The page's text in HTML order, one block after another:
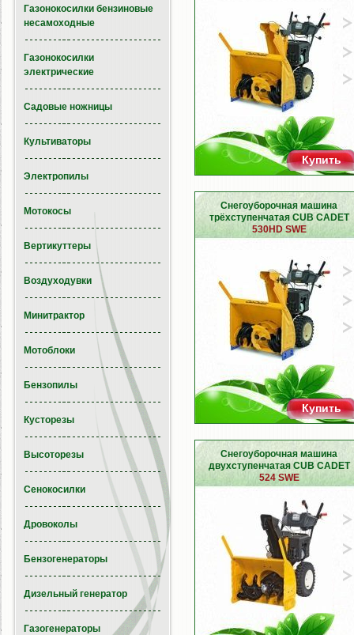
Купить
Снегоуборочная машина
трёхступенчатая CUB CADET
530HD SWE
Купить
Снегоуборочная машина
двухступенчатая CUB CADET
524 SWE
Газонокосилки бензиновые
несамоходные
Газонокосилки
электрические
Садовые ножницы
Культиваторы
Электропилы
Мотокосы
Вертикуттеры
Воздуходувки
Минитрактор
Мотоблоки
Бензопилы
Кусторезы
Высоторезы
Сенокосилки
Дровоколы
Бензогенераторы
Дизельный генератор
Газогенераторы